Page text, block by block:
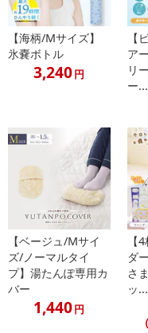
核油、オリーブ果実油、ラ
ヒマシ油、キサンタンガ
油、ライム油、レモングラ
マリー葉油、フェノキシ
オール、ポリソルベート
リン酸Na、酢酸トコフェ
ル酸/カプリン酸）グリセ
酸)グリセリル
・使用方法：
【ご使用方法】
STEP1.袋からマスクを取
STEP2.目元の部分から
ットさせてください。
STEP3.3-5分程度おいて
STEP4.肌に残った美容液
【海柄/Mサイズ】
氷嚢ボトル
3,240円
【
ア
リ
ー...
【ベージュ/Mサイ
ズ/ノーマルタイ
プ】湯たんぽ専用カ
バー
1,440円
【
ダ
さ
ッ...